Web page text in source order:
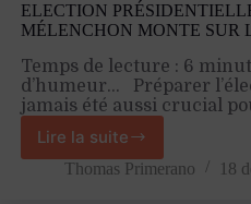
ELECTION
MÉLENCHON MONTE SUR
Temps de lecture : 6
d’humeur… Préparer
jamais été aussi crucial
Lire la suite
Election
présidentielle
Thomas Primerano 18